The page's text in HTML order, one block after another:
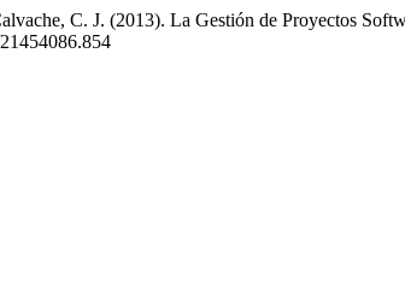
C. J. (2013). La Gestión de Proyectos